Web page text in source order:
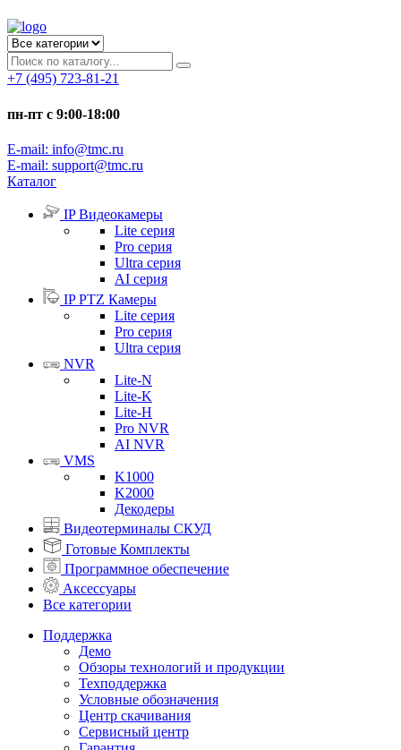
+7 (495) 723-81-21
пн-пт с 9:00-18:00
E-mail: info@tmc.ru
E-mail: support@tmc.ru
Каталог
IP Видеокамеры
Lite серия
Pro серия
Ultra серия
AI серия
IP PTZ Камеры
Lite серия
Pro серия
Ultra серия
NVR
Lite-N
Lite-K
Lite-H
Pro NVR
AI NVR
VMS
K1000
K2000
Декодеры
Видеотерминалы СКУД
Готовые Комплекты
Программное обеспечение
Аксессуары
Все категории
Поддержка
Демо
Обзоры технологий и продукции
Техподдержка
Условные обозначения
Центр скачивания
Сервисный центр